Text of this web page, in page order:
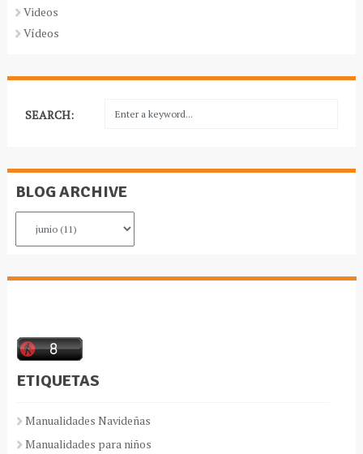
Videos
Vídeos
SEARCH:
BLOG ARCHIVE
ETIQUETAS
Manualidades Navideñas
Manualidades para niños